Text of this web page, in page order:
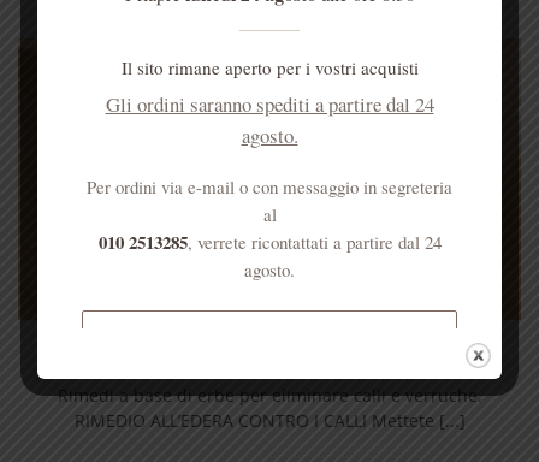
Rimedi a base di erbe per eliminare calli e verruche.
RIMEDIO ALL’EDERA CONTRO I CALLI Mettete [...]
Il sito rimane aperto per i vostri acquisti
Gli ordini saranno spediti a partire dal 24
agosto.
Per ordini via e-mail o con messaggio in segreteria
al
010 2513285, verrete ricontattati a partire dal 24
agosto.
superiori a € 50